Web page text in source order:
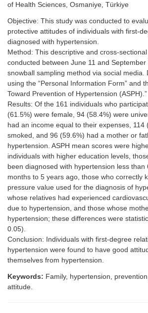
of Health Sciences, Osmaniye, Türkiye
Objective: This study was conducted to
protective attitudes of individuals with first-
diagnosed with hypertension.
Method: This descriptive and cross-
conducted between June 11 and
snowball sampling method via social media.
using the “Personal Information Form” and
Toward Prevention of Hypertension (ASPH).”
Results: Of the 161 individuals who
(61.5%) were female, 94 (58.4%) were
had an income equal to their expenses, 114
smoked, and 96 (59.6%) had a mother or
hypertension. ASPH mean scores were
individuals with higher education levels,
been diagnosed with hypertension less than
months to 5 years ago, those who correctly
pressure value used for the diagnosis of
whose relatives had experienced
due to hypertension, and those whose
hypertension; these differences were
0.05).
Conclusion: Individuals with first-degree
hypertension were found to have good
themselves from hypertension.
Keywords: Family, hypertension,
attitude.